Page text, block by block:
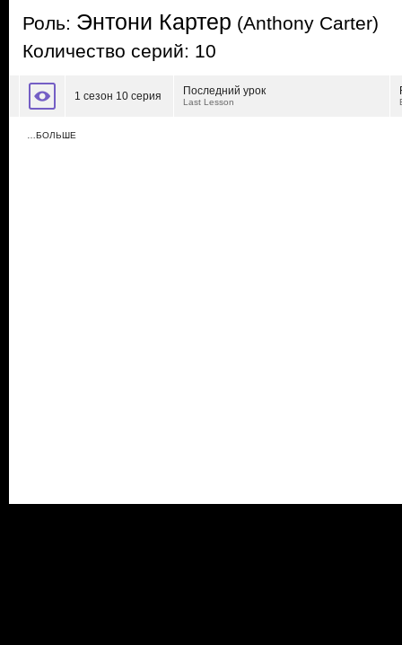
Роль: Энтони Картер (Anthony Carter)
Количество серий: 10
1 сезон 10 серия Последний урок
Last Lesson
…БОЛЬШЕ